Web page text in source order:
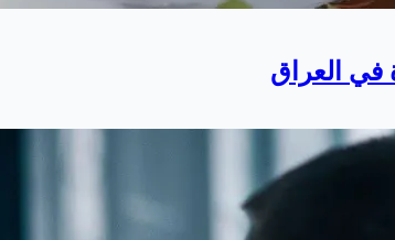
في العراق